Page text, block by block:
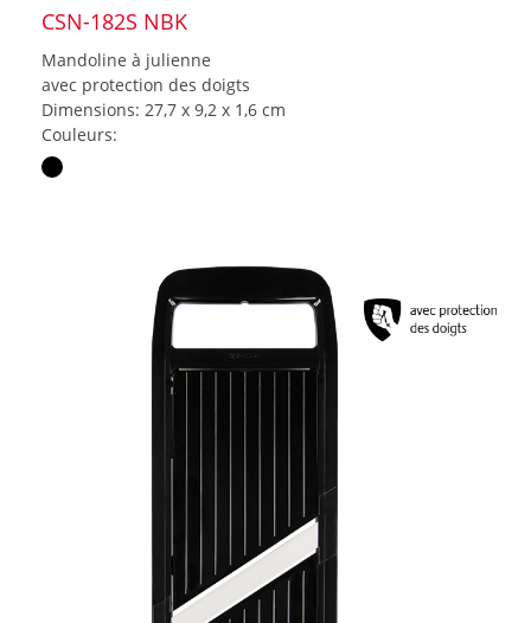
CSN-182S NBK
Mandoline à julienne
avec protection des doigts
Dimensions: 27,7 x 9,2 x 1,6 cm
Couleurs: